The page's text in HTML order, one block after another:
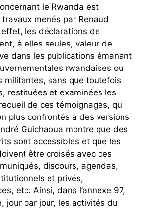
le Rwanda est
menés par Renaud
effet, les déclarations de
à elles seules, valeur de
dans les publications émanant
rwandaises ou
militantes, sans que toutefois
restituées et examinées les
de ces témoignages, qui
plus confrontés à des versions
Guichaoua montre que des
sont accessibles et que les
être croisés avec ces
discours, agendas,
et privés,
etc. Ainsi, dans l’annexe 97,
jour par jour, les activités du